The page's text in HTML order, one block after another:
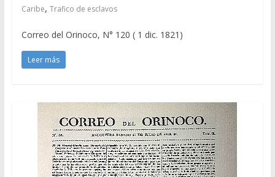
Caribe, Trafico de esclavos
Correo del Orinoco, N° 120 ( 1 dic. 1821)
Leer más